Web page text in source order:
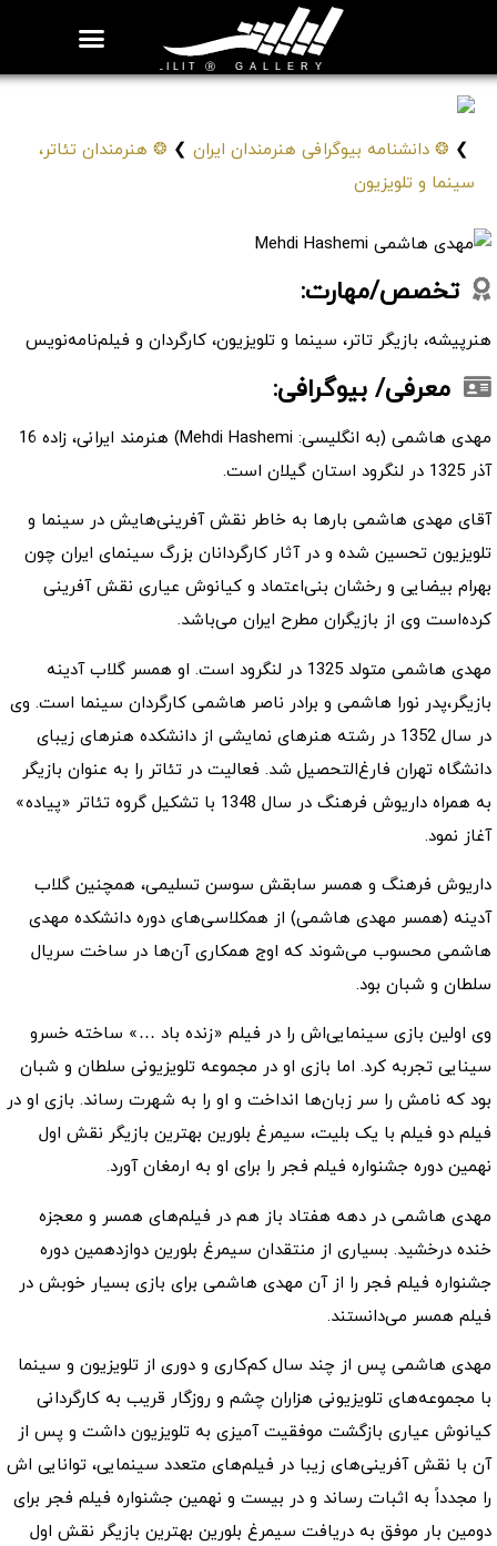
❯ ❂ دانشنامه بیوگرافی هنرمندان ایران ❯ ❂ هنرمندان تئاتر،
سینما و تلویزیون
تخصص/مهارت:
هنرپیشه، بازیگر تاتر، سینما و تلویزیون، کارگردان و فیلم‌نامه‌نویس
معرفی/ بیوگرافی:
مهدی هاشمی (به انگلیسی: Mehdi Hashemi) هنرمند ایرانی، زاده 16
آذر 1325 در لنگرود استان گیلان است.
آقای مهدی هاشمی بارها به خاطر نقش آفرینی‌هایش در سینما و
تلویزیون تحسین شده و در آثار کارگردانان بزرگ سینمای ایران چون
بهرام بیضایی و رخشان بنی‌اعتماد و کیانوش عیاری نقش آفرینی
کرده‌است وی از بازیگران مطرح ایران می‌باشد.
مهدی هاشمی متولد 1325 در لنگرود است. او همسر گلاب آدینه
بازیگر،پدر نورا هاشمی و برادر ناصر هاشمی کارگردان سینما است. وی
در سال 1352 در رشته هنرهای نمایشی از دانشکده هنرهای زیبای
دانشگاه تهران فارغ‌التحصیل شد. فعالیت در تئاتر را به عنوان بازیگر
به همراه داریوش فرهنگ در سال 1348 با تشکیل گروه تئاتر «پیاده»
آغاز نمود.
داریوش فرهنگ و همسر سابقش سوسن تسلیمی، همچنین گلاب
آدینه (همسر مهدی هاشمی) از همکلاسی‌های دوره دانشکده مهدی
هاشمی محسوب می‌شوند که اوج همکاری آن‌ها در ساخت سریال
سلطان و شبان بود.
وی اولین بازی سینمایی‌اش را در فیلم «زنده باد …» ساخته خسرو
سینایی تجربه کرد. اما بازی او در مجموعه تلویزیونی سلطان و شبان
بود که نامش را سر زبان‌ها انداخت و او را به شهرت رساند. بازی او در
فیلم دو فیلم با یک بلیت، سیمرغ بلورین بهترین بازیگر نقش اول
نهمین دوره جشنواره فیلم فجر را برای او به ارمغان آورد.
مهدی هاشمی در دهه هفتاد باز هم در فیلم‌های همسر و معجزه
خنده درخشید. بسیاری از منتقدان سیمرغ بلورین دوازدهمین دوره
جشنواره فیلم فجر را از آن مهدی هاشمی برای بازی بسیار خوبش در
فیلم همسر می‌دانستند.
مهدی هاشمی پس از چند سال کم‌کاری و دوری از تلویزیون و سینما
با مجموعه‌های تلویزیونی هزاران چشم و روزگار قریب به کارگردانی
کیانوش عیاری بازگشت موفقیت آمیزی به تلویزیون داشت و پس از
آن با نقش آفرینی‌های زیبا در فیلم‌های متعدد سینمایی، توانایی اش
را مجدداً به اثبات رساند و در بیست و نهمین جشنواره فیلم فجر برای
دومین بار موفق به دریافت سیمرغ بلورین بهترین بازیگر نقش اول